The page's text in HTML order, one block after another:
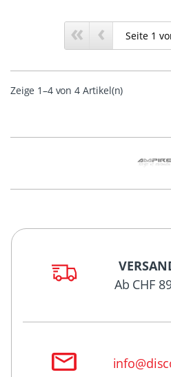
« ‹
Zeige 1–4 von 4 Artikel(n)
Ab CHF